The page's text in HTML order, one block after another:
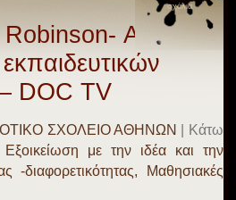
σχόλια
Robinson- Αλλαγή
DOC TV
ΣΧΟΛΕΙΟ ΑΘΗΝΩΝ
| Κάτω
Εξοικείωση με την ιδέα και την
-διαφορετικότητας, Μαθησιακές